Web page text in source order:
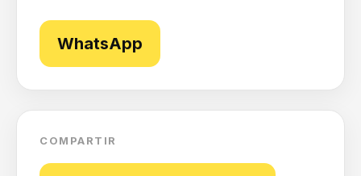
WhatsApp
COMPARTIR